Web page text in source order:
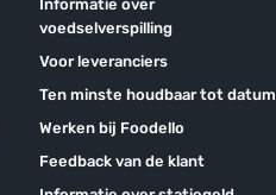
Informatie over
voedselverspilling
Voor leveranciers
Ten minste houdbaar tot datum
Werken bij Foodello
Feedback van de klant